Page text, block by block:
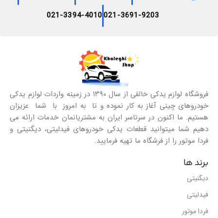
021-3691-9203
021-3394-4010
فروشگاه لوازم یدکی خالقی از سال ۱۳۹۰ در زمینه واردات لوازم یدکی
خودروهای چینی آغاز به کار نموده و تا به امروز با شما عزیزان
هستیم. ما اکنون در سرتاسر ایران به مشتریانمان خدمات ارائه می
دهیم شما میتوانید قطعات یدکی خودروهای فیدلیتی، دیگنیتی و
فردا موتور را از فرشگاه ما تهیه فرمایید.
برند ها
دیگنیتی
فیدلیتی
فردا موتور